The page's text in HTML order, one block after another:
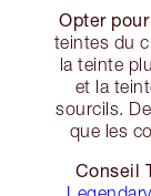
Opter
teintes du
la teinte
et la
sourcils.
que les
Conseil